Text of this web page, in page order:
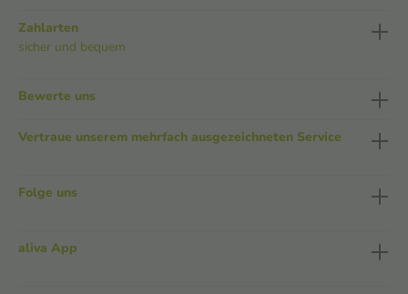
Zahlarten
sicher und bequem
Bewerte uns
Vertraue unserem mehrfach ausgezeichneten Service
Folge uns
aliva App